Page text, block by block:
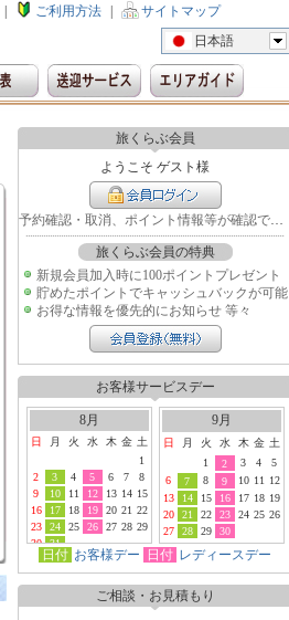
ご利用方法
サイトマップ
日本語
旅くらぶ会員
ようこそ ゲスト様
予約確認・取消、ポイント情報等が確認できます
旅くらぶ会員の特典
新規会員加入時に100ポイントプレゼント
貯めたポイントでキャッシュバックが可能
お得な情報を優先的にお知らせ 等々
お客様サービスデー
8月
日 月 火 水 木 金 土
1
2
3 4 5 6 7
8
9
10 11 12 13 14 15
16
17 18 19 20 21 22
23
24 25 26 27 28 29
30
31
9月
日 月 火 水 木 金 土
1
2 3 4
5
6
7 8 9 10 11
12
13
14 15 16 17 18 19
20
21 22 23 24 25 26
27
28 29 30
日付 お客様デー 日付 レディースデー
ご相談・お見積もり